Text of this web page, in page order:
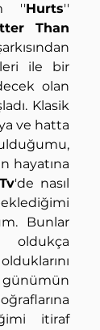
''Hurts''
Than
ile bir
olan
Klasik
ve hatta
hayatına
'de nasıl
Bunlar
itiraf